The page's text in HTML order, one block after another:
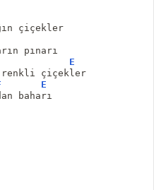
çiçekler
pınarı
E
renkli çiçekler
E
baharı